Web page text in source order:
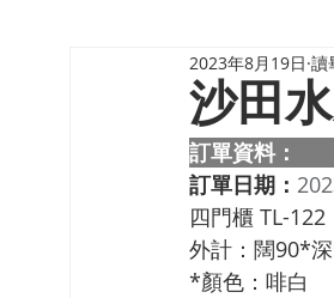
沙田
2023年8月19日 讀
訂單資料：
訂單日期：
四門櫃 TL-122
外計：闊90*
*顏色：啡白